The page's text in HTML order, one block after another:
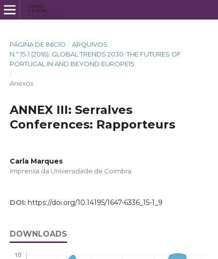
PÁGINA DE INÍCIO / ARQUIVOS /
N.º 15-1 (2016): GLOBAL TRENDS 2030: THE FUTURES OF
PORTUGAL IN AND BEYOND EUROPE15
/
Anexos
ANNEX III: Serralves
Conferences: Rapporteurs
Carla Marques
Imprensa da Universidade de Coimbra
DOI: https://doi.org/10.14195/1647-6336_15-1_9
DOWNLOADS